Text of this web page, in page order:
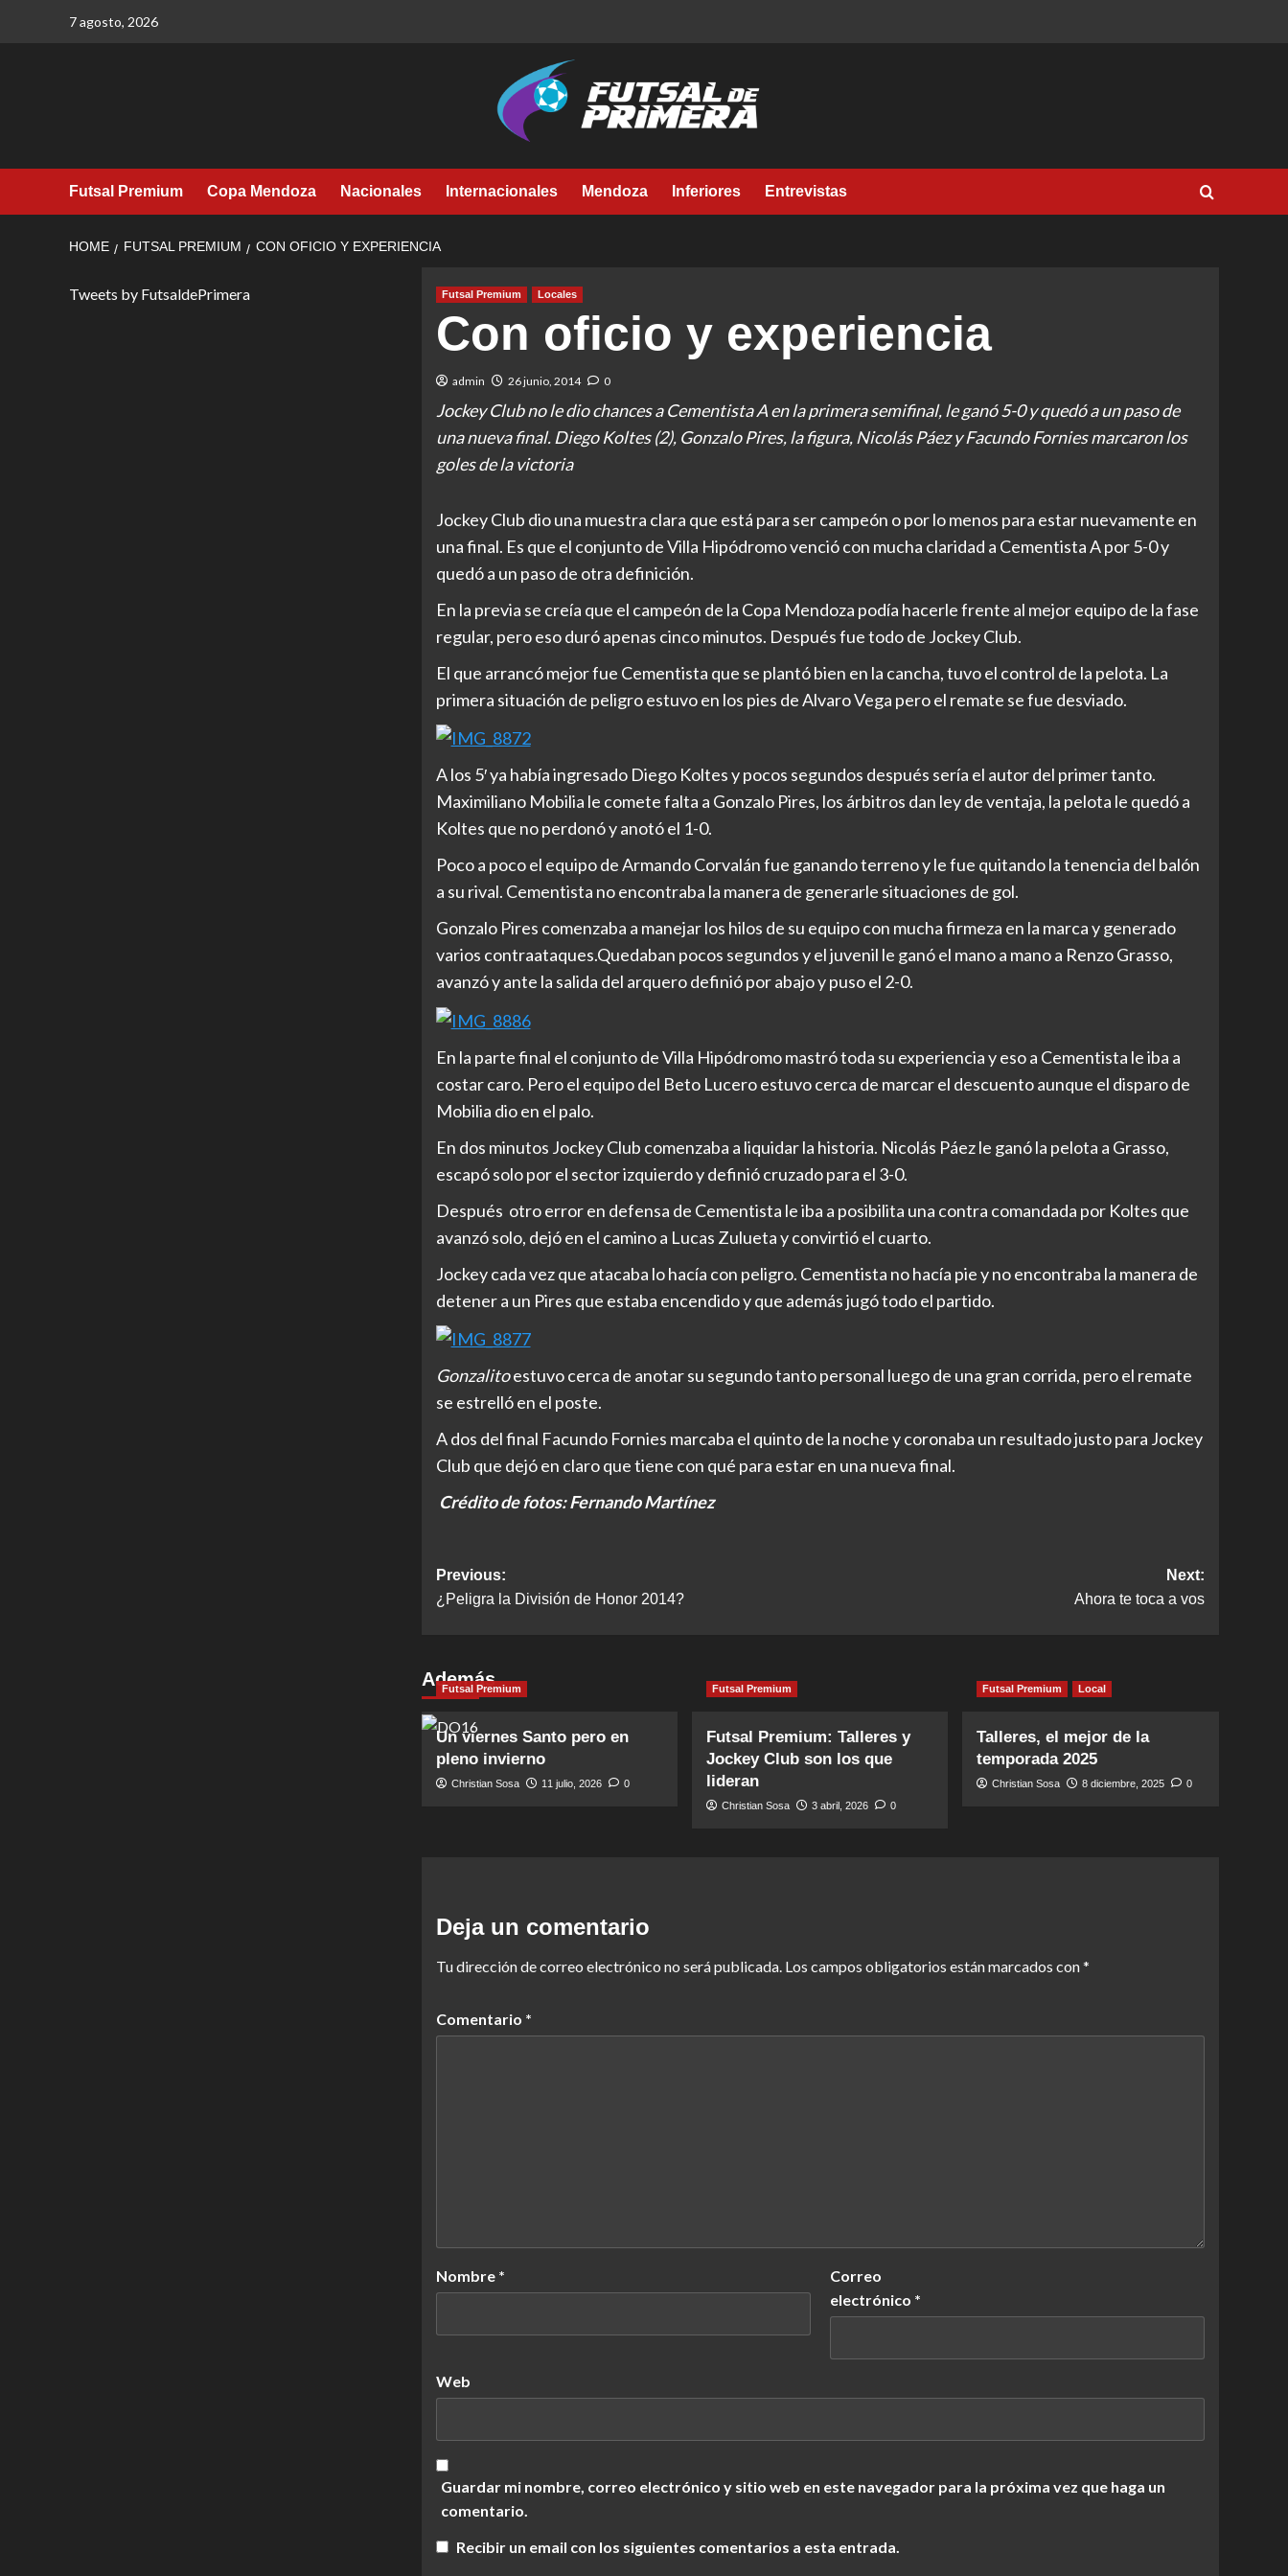
7 agosto, 2026
Futsal Premium Copa Mendoza Nacionales Internacionales Mendoza Inferiores Entrevistas
HOME FUTSAL PREMIUM CON OFICIO Y EXPERIENCIA
Futsal Premium Locales
Con oficio y experiencia
admin 26 junio, 2014 0
Jockey Club no le dio chances a Cementista A en la primera semifinal, le ganó 5-0 y quedó a un paso de
una nueva final. Diego Koltes (2), Gonzalo Pires, la figura, Nicolás Páez y Facundo Fornies marcaron los
goles de la victoria
Jockey Club dio una muestra clara que está para ser campeón o por lo menos para estar nuevamente en
una final. Es que el conjunto de Villa Hipódromo venció con mucha claridad a Cementista A por 5-0 y
quedó a un paso de otra definición.
En la previa se creía que el campeón de la Copa Mendoza podía hacerle frente al mejor equipo de la fase
regular, pero eso duró apenas cinco minutos. Después fue todo de Jockey Club.
El que arrancó mejor fue Cementista que se plantó bien en la cancha, tuvo el control de la pelota. La
primera situación de peligro estuvo en los pies de Alvaro Vega pero el remate se fue desviado.
A los 5′ ya había ingresado Diego Koltes y pocos segundos después sería el autor del primer tanto.
Maximiliano Mobilia le comete falta a Gonzalo Pires, los árbitros dan ley de ventaja, la pelota le quedó a
Koltes que no perdonó y anotó el 1-0.
Poco a poco el equipo de Armando Corvalán fue ganando terreno y le fue quitando la tenencia del balón
a su rival. Cementista no encontraba la manera de generarle situaciones de gol.
Gonzalo Pires comenzaba a manejar los hilos de su equipo con mucha firmeza en la marca y generado
varios contraataques.Quedaban pocos segundos y el juvenil le ganó el mano a mano a Renzo Grasso,
avanzó y ante la salida del arquero definió por abajo y puso el 2-0.
En la parte final el conjunto de Villa Hipódromo mastró toda su experiencia y eso a Cementista le iba a
costar caro. Pero el equipo del Beto Lucero estuvo cerca de marcar el descuento aunque el disparo de
Mobilia dio en el palo.
En dos minutos Jockey Club comenzaba a liquidar la historia. Nicolás Páez le ganó la pelota a Grasso,
escapó solo por el sector izquierdo y definió cruzado para el 3-0.
Después otro error en defensa de Cementista le iba a posibilita una contra comandada por Koltes que
avanzó solo, dejó en el camino a Lucas Zulueta y convirtió el cuarto.
Jockey cada vez que atacaba lo hacía con peligro. Cementista no hacía pie y no encontraba la manera de
detener a un Pires que estaba encendido y que además jugó todo el partido.
Gonzalitoestuvo cerca de anotar su segundo tanto personal luego de una gran corrida, pero el remate
se estrelló en el poste.
A dos del final Facundo Fornies marcaba el quinto de la noche y coronaba un resultado justo para Jockey
Club que dejó en claro que tiene con qué para estar en una nueva final.
Crédito de fotos: Fernando Martínez
Post
navigation
Previous:
¿Peligra la División de Honor 2014?
Next:
Ahora te toca a vos
Además
Futsal Premium
Un viernes Santo pero en
pleno invierno
Christian Sosa 11 julio, 2026 0
Futsal Premium
Futsal Premium: Talleres y
Jockey Club son los que
lideran
Christian Sosa 3 abril, 2026 0
Futsal Premium Local
Talleres, el mejor de la
temporada 2025
Christian Sosa 8 diciembre, 2025 0
Deja un comentario
Tu dirección de correo electrónico no será publicada. Los campos obligatorios están marcados con*
Comentario *
Nombre *
Correo
electrónico *
Web
Guardar mi nombre, correo electrónico y sitio web en este navegador para la próxima vez que haga un
comentario.
Recibir un email con los siguientes comentarios a esta entrada.
Tweets by FutsaldePrimera